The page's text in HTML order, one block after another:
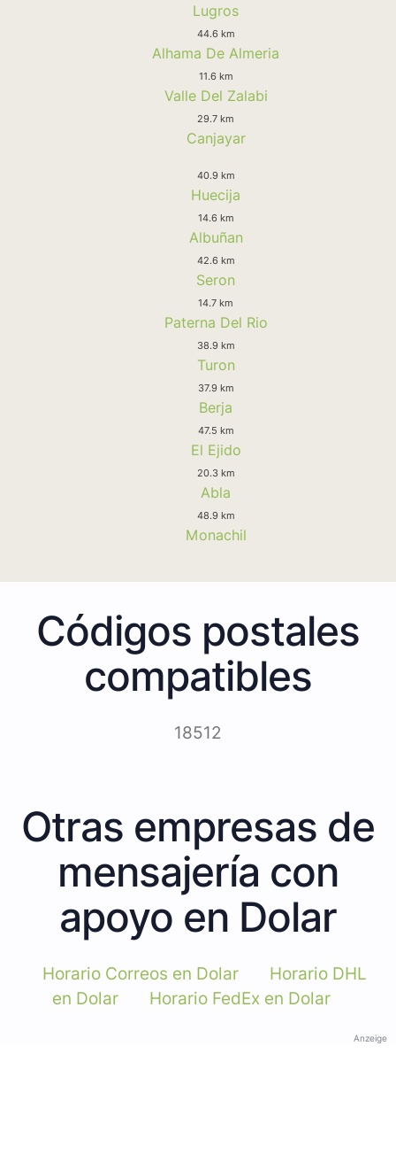
Lugros
44.6 km
Alhama De Almeria
11.6 km
Valle Del Zalabi
29.7 km
Canjayar
40.9 km
Huecija
14.6 km
Albuñan
42.6 km
Seron
14.7 km
Paterna Del Rio
38.9 km
Turon
37.9 km
Berja
47.5 km
El Ejido
20.3 km
Abla
48.9 km
Monachil
Códigos postales
compatibles
18512
Otras empresas de
mensajería con
apoyo en Dolar
Horario Correos en Dolar
Horario DHL
en Dolar
Horario FedEx en Dolar
Anzeige